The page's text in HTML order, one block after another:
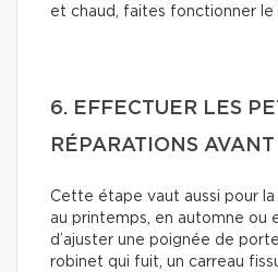
et chaud, faites fonctionner le
6. EFFECTUER LES
RÉPARATIONS
Cette étape vaut aussi pour
au printemps, en automne ou
d’ajuster une poignée de
robinet qui fuit, un carreau